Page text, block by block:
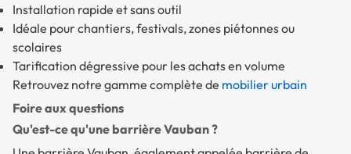
Installation rapide et sans outil
Idéale pour chantiers, festivals, zones piétonnes ou
scolaires
Tarification dégressive pour les achats en volume
Retrouvez notre gamme complète de mobilier urbain
Foire aux questions
Qu'est-ce qu'une barrière Vauban ?